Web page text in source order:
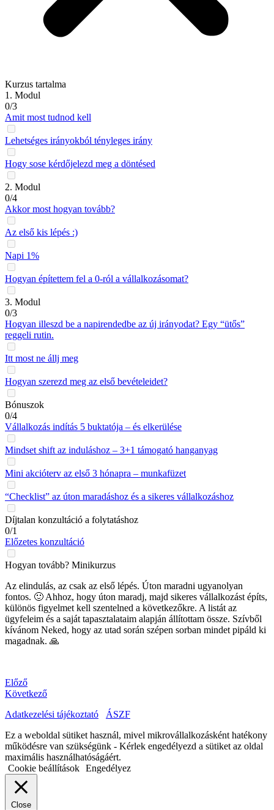
Kurzus tartalma
1. Modul
0/3
Amit most tudnod kell
Lehetséges irányokból tényleges irány
Hogy sose kérdőjelezd meg a döntésed
2. Modul
0/4
Akkor most hogyan tovább?
Az első kis lépés :)
Napi 1%
Hogyan építettem fel a 0-ról a vállalkozásomat?
3. Modul
0/3
Hogyan illeszd be a napirendedbe az új irányodat? Egy “ütős”
reggeli rutin.
Itt most ne állj meg
Hogyan szerezd meg az első bevételeidet?
Bónuszok
0/4
Vállalkozás indítás 5 buktatója – és elkerülése
Mindset shift az induláshoz – 3+1 támogató hanganyag
Mini akcióterv az első 3 hónapra – munkafüzet
“Checklist” az úton maradáshoz és a sikeres vállalkozáshoz
Díjtalan konzultáció a folytatáshoz
0/1
Előzetes konzultáció
Hogyan tovább? Minikurzus
Az elindulás, az csak az első lépés. Úton maradni ugyanolyan
fontos. 🙂 Ahhoz, hogy úton maradj, majd sikeres vállalkozást építs,
különös figyelmet kell szentelned a következőkre. A listát az
ügyfeleim és a saját tapasztalataim alapján állítottam össze. Szívből
kívánom Neked, hogy az utad során szépen sorban mindet pipáld ki
magadnak. 🙏
Előző
Következő
Adatkezelési tájékoztató
ÁSZF
Ez a weboldal sütiket használ, mivel mikrovállalkozásként hatékony
működésre van szükségünk - Kérlek engedélyezd a sütiket az oldal
maximális használhatóságáért.
Cookie beállítások Engedélyez
Close